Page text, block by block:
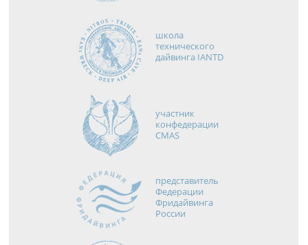
школа
технического
дайвинга IANTD
участник
конфедерации
CMAS
представитель
Федерации
Фридайвинга
России